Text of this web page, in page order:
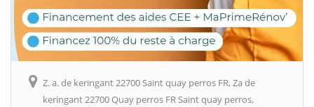
Z. a. de keringant 22700 Saint quay perros FR, Za de
keringant 22700 Quay perros FR Saint quay perros,